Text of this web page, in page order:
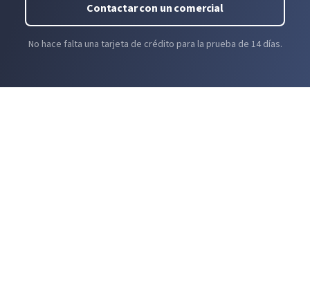
Contactar con un comercial
No hace falta una tarjeta de crédito para la prueba de 14 días.